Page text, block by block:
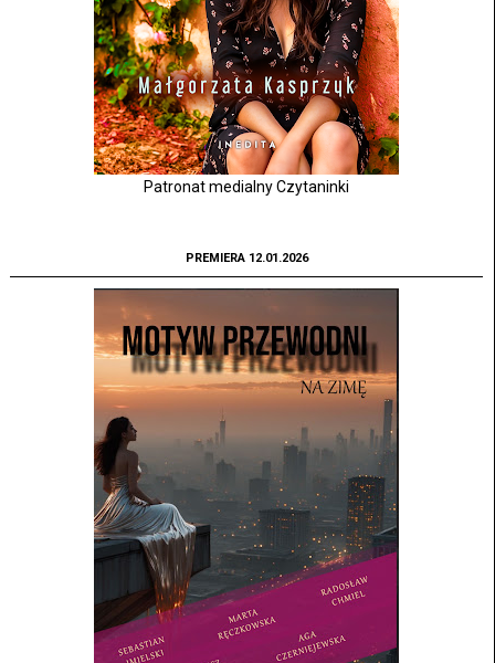
Patronat medialny Czytaninki
PREMIERA 12.01.2026